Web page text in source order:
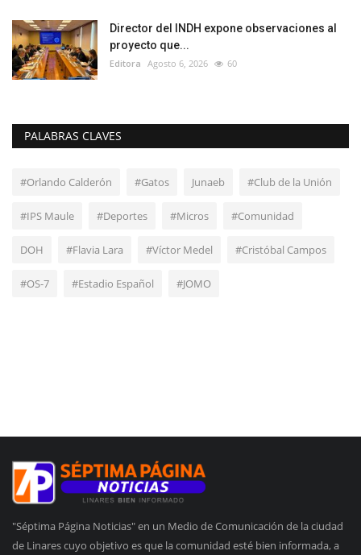
Director del INDH expone observaciones al
proyecto que...
Editora Agosto 6, 2026 60
PALABRAS CLAVES
#Orlando Calderón #Gatos Junaeb #Club de la Unión
#IPS Maule #Deportes #Micros #Comunidad
DOH #Flavia Lara #Víctor Medel #Cristóbal Campos
#OS-7 #Estadio Español #JOMO
"Séptima Página Noticias" en un Medio de Comunicación de la ciudad
de Linares cuyo objetivo es que la comunidad esté bien informada, a